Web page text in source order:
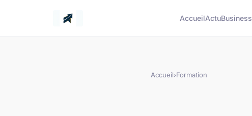
AccueilActuBusiness
Accueil›Formation